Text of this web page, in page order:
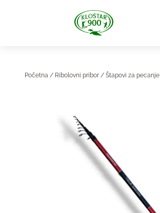
Početna / Ribolovni pribor / Štapovi za pecanje